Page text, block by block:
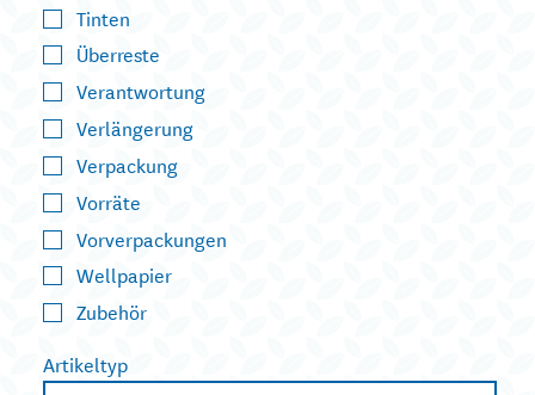
Tinten
Überreste
Verantwortung
Verlängerung
Verpackung
Vorräte
Vorverpackungen
Wellpapier
Zubehör
Artikeltyp